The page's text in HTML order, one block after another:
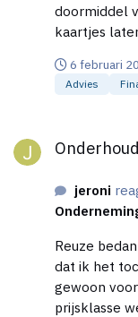
doormiddel
kaartjes laten drukken,
verder nog
6 februari
Advies
jeroni
Reuze
dat ik het toch
gewoon
prijsklasse weet ik